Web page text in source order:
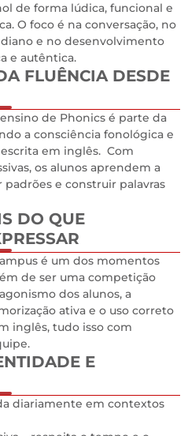
de forma lúdica, funcional e
O foco é na conversação, no
e no desenvolvimento
e autêntica.
FLUÊNCIA DESDE
de Phonics é parte da
a consciência fonológica e
em inglês. Com
os alunos aprendem a
e construir palavras
DO QUE
é um dos momentos
de ser uma competição
dos alunos, a
ativa e o uso correto
inglês, tudo isso com
E
diariamente em contextos